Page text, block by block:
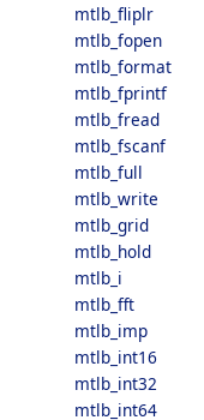
mtlb_fliplr
mtlb_fopen
mtlb_format
mtlb_fprintf
mtlb_fread
mtlb_fscanf
mtlb_full
mtlb_write
mtlb_grid
mtlb_hold
mtlb_i
mtlb_fft
mtlb_imp
mtlb_int16
mtlb_int32
mtlb_int64